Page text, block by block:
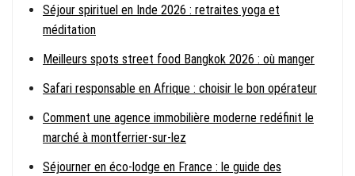
Séjour spirituel en Inde 2026 : retraites yoga et
méditation
Meilleurs spots street food Bangkok 2026 : où manger
Safari responsable en Afrique : choisir le bon opérateur
Comment une agence immobilière moderne redéfinit le
marché à montferrier-sur-lez
Séjourner en éco-lodge en France : le guide des